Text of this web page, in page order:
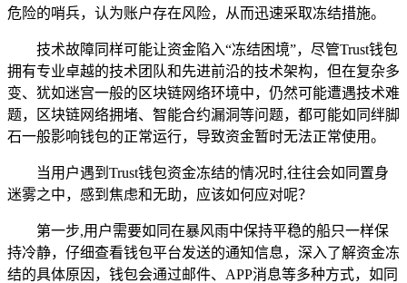
危险的哨兵，认为账户存在风险，从而迅速采取冻结措施。
技术故障同样可能让资金陷入“冻结困境”，尽管Trust钱包
拥有专业卓越的技术团队和先进前沿的技术架构，但在复杂多
变、犹如迷宫一般的区块链网络环境中，仍然可能遭遇技术难
题，区块链网络拥堵、智能合约漏洞等问题，都可能如同绊脚
石一般影响钱包的正常运行，导致资金暂时无法正常使用。
当用户遇到Trust钱包资金冻结的情况时,往往会如同置身
迷雾之中，感到焦虑和无助，应该如何应对呢？
第一步,用户需要如同在暴风雨中保持平稳的船只一样保
持冷静，仔细查看钱包平台发送的通知信息，深入了解资金冻
结的具体原因，钱包会通过邮件、APP消息等多种方式，如同